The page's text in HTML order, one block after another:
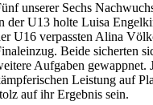
unserer Sechs
der U13 holte Luisa
U16 verpassten Alina
Beide sicherten
Aufgaben gewappnet.
Leistung auf
auf ihr Ergebnis sein.